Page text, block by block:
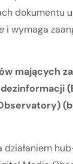
dokumentu
i wymaga
mających
działaniem